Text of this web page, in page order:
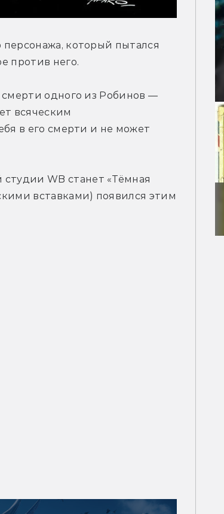
персонажа, который пытался
против него.
смерти одного из Робинов —
всяческим
в его смерти и не может
WB станет «Тёмная
вставками) появился этим